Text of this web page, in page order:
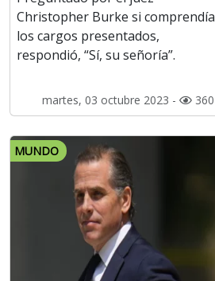
Christopher Burke si comprendía
los cargos presentados,
respondió, “Sí, su señoría”.
martes, 03 octubre 2023 - 360
MUNDO